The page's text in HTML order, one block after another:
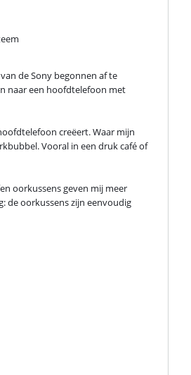
de Sony begonnen af te
naar een hoofdtelefoon met
creëert. Waar mijn
Vooral in een druk café of
oorkussens geven mij meer
de oorkussens zijn eenvoudig